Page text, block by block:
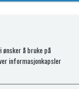
å bruke på
informasjonkapsler